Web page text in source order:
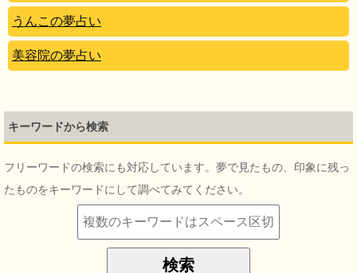
うんこの夢占い
美容院の夢占い
キーワードから検索
フリーワードの検索にも対応しています。夢で見たもの、印象に残っ
たものをキーワードにして調べてみてください。